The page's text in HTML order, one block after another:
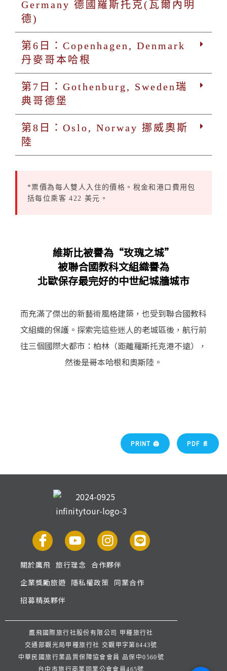
Germany 德國羅斯托克(瓦爾內明
德)
第6日：Copenhagen, Denmark
丹麥哥本哈根
第7日：Gothenburg, Sweden瑞
典哥德堡
第8日：Oslo, Norway 挪威奧斯
陸
*票價為每人雙人入住的價格。稅金和港口費用包
括每位乘客 422 美元。
維斯比被譽為“玫瑰之城”
被聯合國教科文組織譽為
北歐保存最完好的中世紀城牆城市
而充滿了傑出的新藝術風格建築，也受到聯合國教科
文組織的保護。探索完這些迷人的老城區後，航行前
往三個國際大都市：柏林（距離羅斯托克港不遠），
然後是哥本哈根和奧斯陸。
PRINT 🖨 PDF 📄
關於鷹飛 旅行理念 合作夥伴
企業獎勵旅遊 隱私權政策 同業合作
招募精英夥伴
鷹飛國際旅行社股份有限公司 甲種旅行社
交通部觀光局甲種旅行社 交觀甲字第8443號
中華民國旅行業品質保障協會會員 品保中0560號
台中市旅行商業同業公會會員465號